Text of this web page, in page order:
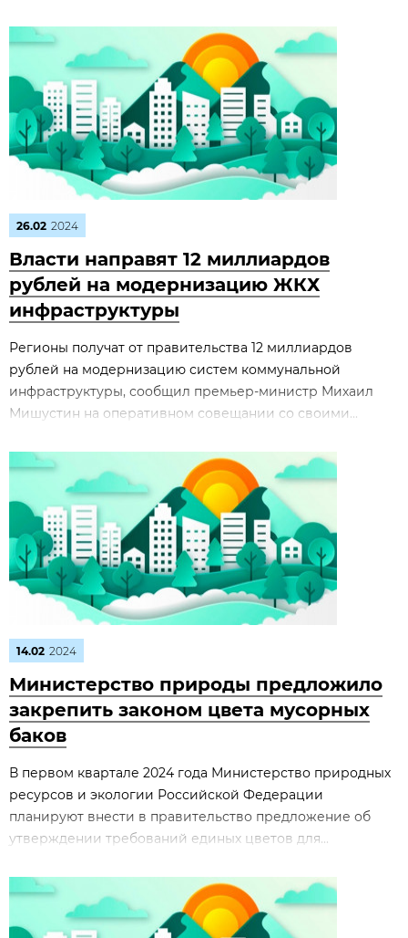
26.02 2024
Власти направят 12 миллиардов
рублей на модернизацию ЖКХ
инфраструктуры
Регионы получат от правительства 12 миллиардов
рублей на модернизацию систем коммунальной
инфраструктуры, сообщил премьер-министр Михаил
Мишустин на оперативном совещании со своими...
14.02 2024
Министерство природы предложило
закрепить законом цвета мусорных
баков
В первом квартале 2024 года Министерство природных
ресурсов и экологии Российской Федерации
планируют внести в правительство предложение об
утверждении требований единых цветов для...